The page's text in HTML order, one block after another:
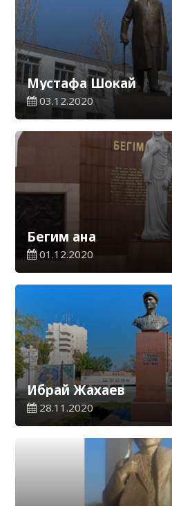
Мустафа Шокай
03.12.2020
Бегим ана
01.12.2020
Ибрай Жахаев
28.11.2020